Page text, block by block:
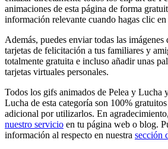
animaciones de esta página de forma
información relevante cuando hagas clic
Además, puedes enviar todas las
tarjetas de felicitación a tus familiares y
totalmente gratuita e incluso añadir unas
tarjetas virtuales personales.
Todos los gifs animados de Pelea y Lucha
Lucha de esta categoría son 100%
adicional por utilizarlos. En
nuestro servicio en tu página web o blog.
información al respecto en nuestra sección